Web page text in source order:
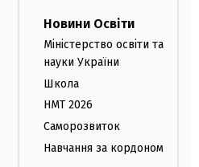
Новини Освіти
Міністерство освіти та
науки України
Школа
НМТ 2026
Саморозвиток
Навчання за кордоном